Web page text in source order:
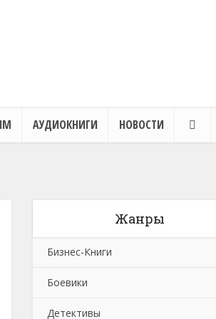
АУДИОКНИГИ НОВОСТИ
Жанры
Бизнес-Книги
Банковское дело
Бухучет, налогообложение, аудит
Боевики
Боевики: Прочее
Детективы